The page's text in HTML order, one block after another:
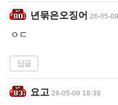
년묶은오징어 26-05-
ㅇㄷ
답글
요고 26-05-09 18:38